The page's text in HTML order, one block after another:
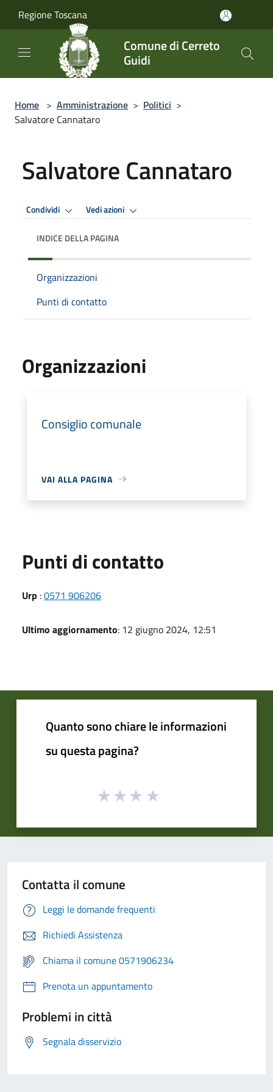
Regione Toscana
Comune di Cerreto
Guidi
Home > Amministrazione > Politici >
Salvatore Cannataro
Salvatore Cannataro
Condividi Vedi azioni
INDICE DELLA PAGINA
Organizzazioni
Punti di contatto
Organizzazioni
Consiglio comunale
VAI ALLA PAGINA
Punti di contatto
Urp :0571 906206
Ultimo aggiornamento: 12 giugno 2024, 12:51
Quanto sono chiare le informazioni
su questa pagina?
Contatta il comune
Leggi le domande frequenti
Richiedi Assistenza
Chiama il comune 0571906234
Prenota un appuntamento
Problemi in città
Segnala disservizio